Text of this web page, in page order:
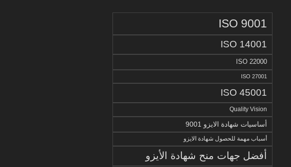
ISO 9001
ISO 14001
ISO 22000
ISO 27001
ISO 45001
Quality Vision
أساسيات شهادة الايزو 9001
أسباب مهمة للحصول شهادة الايزو
أفضل جهات منح شهادة الأيزو